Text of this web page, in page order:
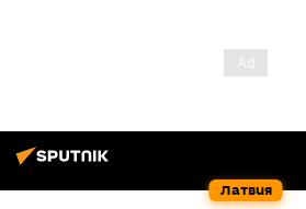
Латвия